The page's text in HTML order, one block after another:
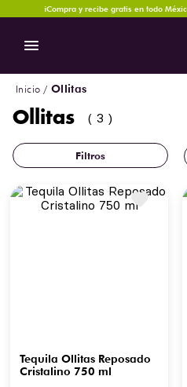
¡Compra y recibe gratis en todo
Ollitas
Ollitas 3
Tequila Ollitas Reposado
Cristalino 750 ml